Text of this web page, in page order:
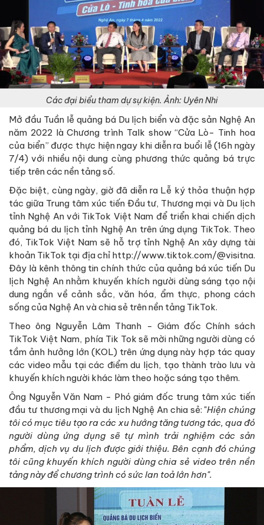
Các đại biểu tham dự sự kiện. Ảnh: Uyên Nhi
Mở đầu Tuần lễ quảng bá Du lịch biển và đặc sản Nghệ An
năm 2022 là Chương trình Talk show “Cửa Lò- Tinh hoa
của biển” được thực hiện ngay khi diễn ra buổi lễ (16h ngày
7/4) với nhiều nội dung cùng phương thức quảng bá trực
tiếp trên các nền tảng số.
Đặc biệt, cùng ngày, giờ đã diễn ra Lễ ký thỏa thuận hợp
tác giữa Trung tâm xúc tiến Đầu tư, Thương mại và Du lịch
tỉnh Nghệ An với TikTok Việt Nam để triển khai chiến dịch
quảng bá du lịch tỉnh Nghệ An trên ứng dụng TikTok. Theo
đó, TikTok Việt Nam sẽ hỗ trợ tỉnh Nghệ An xây dựng tài
khoản TikTok tại địa chỉ http://www.tiktok.com/@visitna.
Đây là kênh thông tin chính thức của quảng bá xúc tiến Du
lịch Nghệ An nhằm khuyến khích người dùng sáng tạo nội
dung ngắn về cảnh sắc, văn hóa, ẩm thực, phong cách
sống của Nghệ An và chia sẻ trên nền tảng TikTok.
Theo ông Nguyễn Lâm Thanh - Giám đốc Chính sách
TikTok Việt Nam, phía Tik Tok sẽ mời những người dùng có
tầm ảnh hưởng lớn (KOL) trên ứng dụng này hợp tác quay
các video mẫu tại các điểm du lịch, tạo thành trào lưu và
khuyến khích người khác làm theo hoặc sáng tạo thêm.
Ông Nguyễn Văn Nam - Phó giám đốc trung tâm xúc tiến
đầu tư thương mại và du lịch Nghệ An chia sẻ: "Hiện chúng
tôi có mục tiêu tạo ra các xu hướng tăng tương tác, qua đó
người dùng ứng dụng sẽ tự mình trải nghiệm các sản
phẩm, dịch vụ du lịch được giới thiệu. Bên cạnh đó chúng
tôi cũng khuyến khích người dùng chia sẻ video trên nền
tảng này để chương trình có sức lan toả lớn hơn".